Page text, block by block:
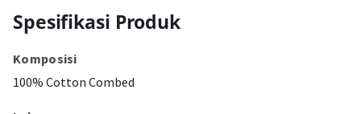
Spesifikasi Produk
Komposisi
100% Cotton Combed